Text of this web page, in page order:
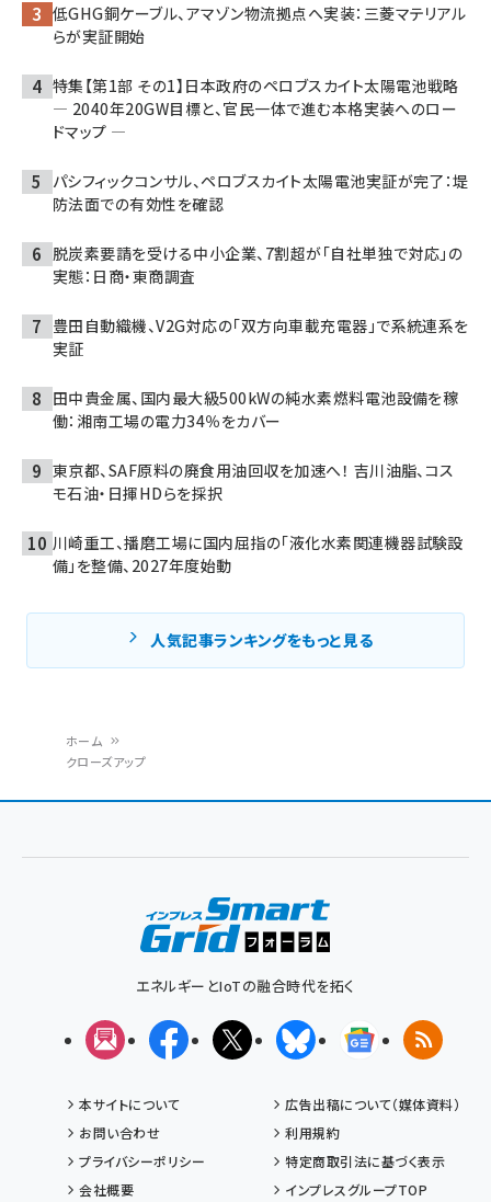
く
ホーム
クローズアップ
低GHG銅ケーブル、アマゾン物流拠点へ実装：三菱マテリアル
らが実証開始
特集【第1部 その1】日本政府のペロブスカイト太陽電池戦略
― 2040年20GW目標と、官民一体で進む本格実装へのロー
ドマップ ―
パシフィックコンサル、ペロブスカイト太陽電池実証が完了：堤
防法面での有効性を確認
脱炭素要請を受ける中小企業、7割超が「自社単独で対応」の
実態：日商・東商調査
豊田自動織機、V2G対応の「双方向車載充電器」で系統連系を
実証
田中貴金属、国内最大級500kWの純水素燃料電池設備を稼
働：湘南工場の電力34％をカバー
東京都、SAF原料の廃食用油回収を加速へ！ 吉川油脂、コス
モ石油・日揮HDらを採択
川崎重工、播磨工場に国内屈指の「液化水素関連機器試験設
備」を整備、2027年度始動
人気記事ランキングをもっと見る
エネルギーとIoTの融合時代を拓く
メルマガFacebookX(エックス)BlueskyGoogleニュ
RSS
本サイトについて
広告出稿について（媒体資料）
お問い合わせ
利用規約
プライバシーポリシー
特定商取引法に基づく表示
会社概要
インプレスグループTOP